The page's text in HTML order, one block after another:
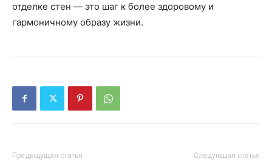
отделке стен — это шаг к более здоровому и
гармоничному образу жизни.
Предыдущая статья Следующая статья